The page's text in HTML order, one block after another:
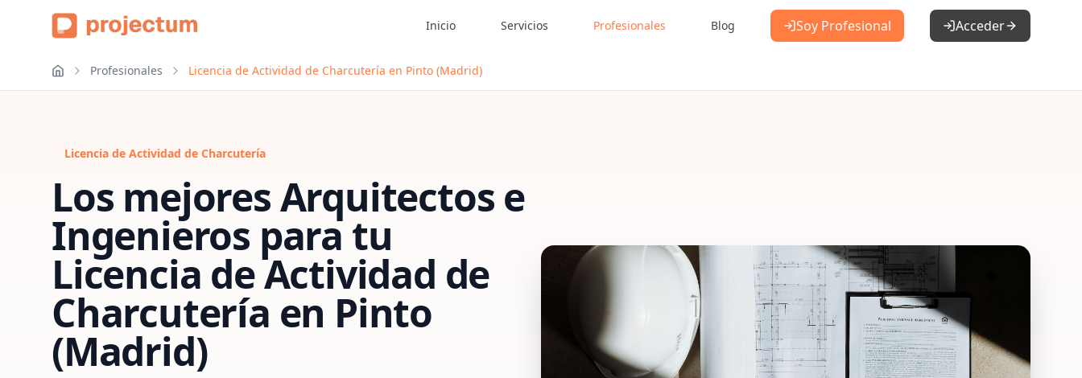
Inicio Servicios Profesionales Blog Soy Profesional Acceder
Profesionales Licencia de Actividad de Charcutería en Pinto (Madrid)
Licencia de Actividad de Charcutería
Los mejores Arquitectos e
Ingenieros para tu
Licencia de Actividad de
Charcutería en Pinto
(Madrid)